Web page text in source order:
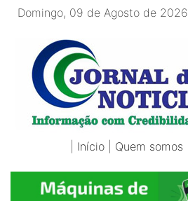
Domingo, 09 de Agosto de 2026
Início Quem somos